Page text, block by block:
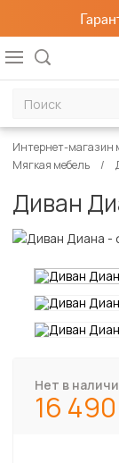
Интернет-магазин
Мягкая мебель
Диван
Нет в
16 490